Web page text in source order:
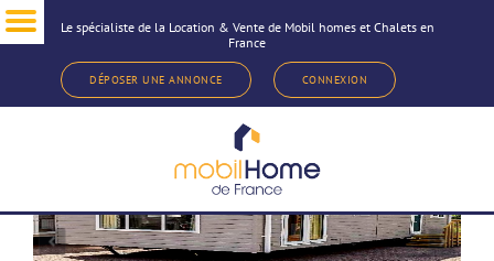
Le spécialiste de la Location & Vente de Mobil homes et Chalets en
France
DÉPOSER UNE ANNONCE CONNEXION
< Revenir à la sélection d'annonce